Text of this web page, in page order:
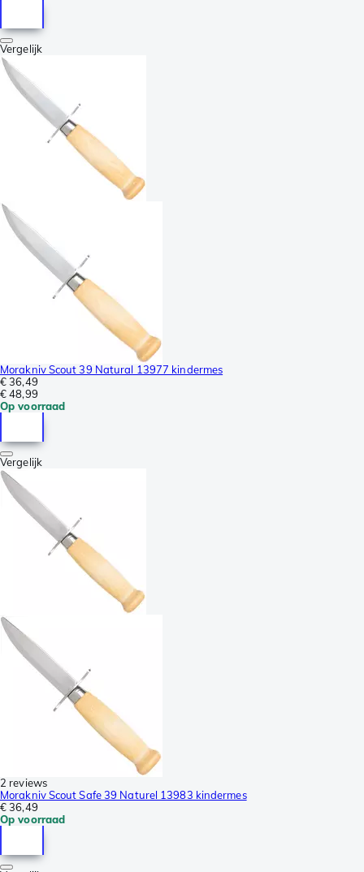
Vergelijk
Morakniv Scout 39 Natural 13977 kindermes
€ 36,49
€ 48,99
Op voorraad
Vergelijk
2 reviews
Morakniv Scout Safe 39 Naturel 13983 kindermes
€ 36,49
Op voorraad